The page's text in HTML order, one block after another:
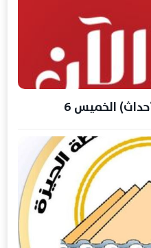
"مصر الآن " يرصد (ملخص الأحداث) الخميس 6